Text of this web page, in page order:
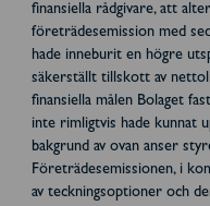
finansiella rådgivare, att
företrädesemission med
hade inneburit en högre
säkerställt tillskott av
finansiella målen Bolaget
inte rimligtvis hade kunnat
bakgrund av ovan anser
Företrädesemissionen, i
av teckningsoptioner och